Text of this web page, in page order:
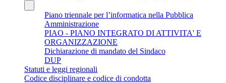
Piano triennale per l’informatica nella Pubblica
Amministrazione
PIAO - PIANO INTEGRATO DI ATTIVITA' E
ORGANIZZAZIONE
Dichiarazione di mandato del Sindaco
DUP
Statuti e leggi regionali
Codice disciplinare e codice di condotta